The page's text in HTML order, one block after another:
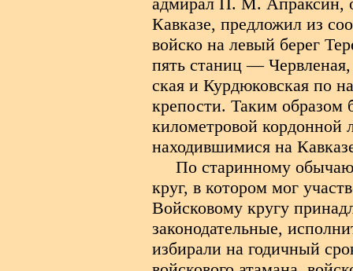
Кавказе, предложил из
войско на левый берег
пять станиц —
ская и Курдюковская по
крепости. Таким образом
километровой кордонной
находившимися на
По старинному обычаю
круг, в котором мог
Войсковому кругу
законодательные,
избирали на годичный